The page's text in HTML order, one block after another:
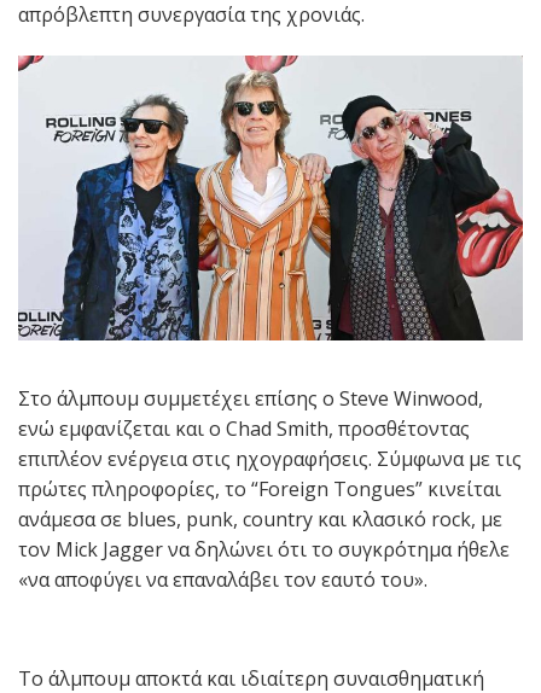
απρόβλεπτη συνεργασία της χρονιάς.
Στο άλμπουμ συμμετέχει επίσης ο Steve Winwood,
ενώ εμφανίζεται και ο Chad Smith, προσθέτοντας
επιπλέον ενέργεια στις ηχογραφήσεις. Σύμφωνα με τις
πρώτες πληροφορίες, το “Foreign Tongues” κινείται
ανάμεσα σε blues, punk, country και κλασικό rock, με
τον Mick Jagger να δηλώνει ότι το συγκρότημα ήθελε
«να αποφύγει να επαναλάβει τον εαυτό του».
Το άλμπουμ αποκτά και ιδιαίτερη συναισθηματική